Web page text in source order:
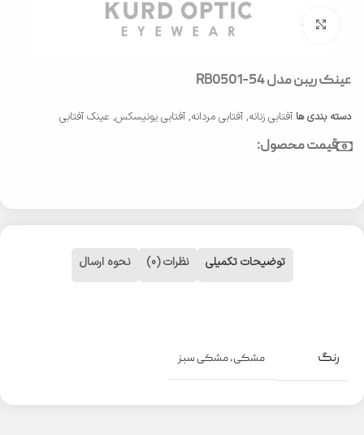
بزرگنمایی تصویر
عینک ریبن مدل RB0501-54
دسته بندی ها آفتابی زنانه, آفتابی مردانه, آفتابی یونیسکس, عینک آفتابی
قیمت محصول:
توضیحات تکمیلی نظرات (0) نحوه ارسال
رنگ مشکی,مشکی سبز